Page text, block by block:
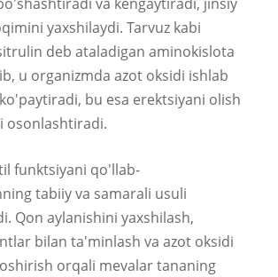
yaxshilaydi. Tarvuz kabi
deb ataladigan aminokislota
u organizmda azot oksidi ishlab
bu esa erektsiyani olish
osonlashtiradi.
funktsiyani qo'llab-
tabiiy va samarali usuli
Qon aylanishini yaxshilash,
bilan ta'minlash va azot oksidi
orqali mevalar tananing